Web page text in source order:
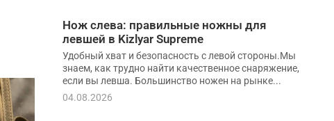
Нож слева: правильные ножны для
левшей в Kizlyar Supreme
Удобный хват и безопасность с левой стороны.Мы
знаем, как трудно найти качественное снаряжение,
если вы левша. Большинство ножен на рынке...
04.08.2026